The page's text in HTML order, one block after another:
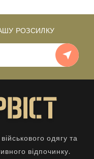
РОЗСИЛКУ
одягу та
відпочинку.